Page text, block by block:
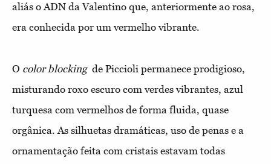
aliás o ADN da Valentino que, anteriormente ao rosa,
era conhecida por um vermelho vibrante.
O color blocking de Piccioli permanece prodigioso,
misturando roxo escuro com verdes vibrantes, azul
turquesa com vermelhos de forma fluida, quase
orgânica. As silhuetas dramáticas, uso de penas e a
ornamentação feita com cristais estavam todas